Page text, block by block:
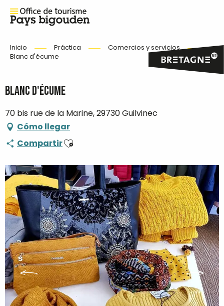
Inicio Práctica
Comercios y servicios
Blanc d'écume
Blanc d'écume
70 bis rue de la Marine, 29730 Guilvinec
Cómo llegar
CompartirAjouter aux favoris